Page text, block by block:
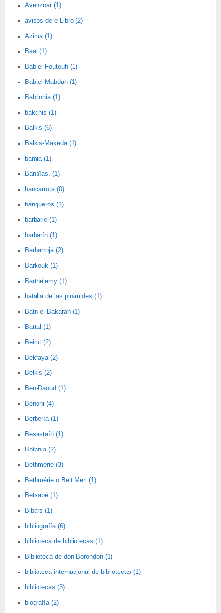
Avenzoar (1)
avisos de e-Libro (2)
Azima (1)
Baal (1)
Bab-el-Foutouh (1)
Bab-el-Mabdah (1)
Babilonia (1)
bakchis (1)
Balkis (6)
Balkis-Makeda (1)
bamia (1)
Banaïas. (1)
bancarrota (0)
banqueros (1)
barbarie (1)
barbarín (1)
Barbarroja (2)
Barkouk (1)
Barthélemy (1)
batalla de las pirámides (1)
Batn-el-Bakarah (1)
Battal (1)
Beirut (2)
Bekfaya (2)
Belkis (2)
Ben-Daoud (1)
Benoni (4)
Berbería (1)
Besestaín (1)
Betania (2)
Bethmérie (3)
Bethmérie o Beit Meri (1)
Betsabé (1)
Bibars (1)
bibliografía (6)
biblioteca de bibliotecas (1)
Biblioteca de don Borondón (1)
biblioteca internacional de bibliotecas (1)
bibliotecas (3)
biografía (2)